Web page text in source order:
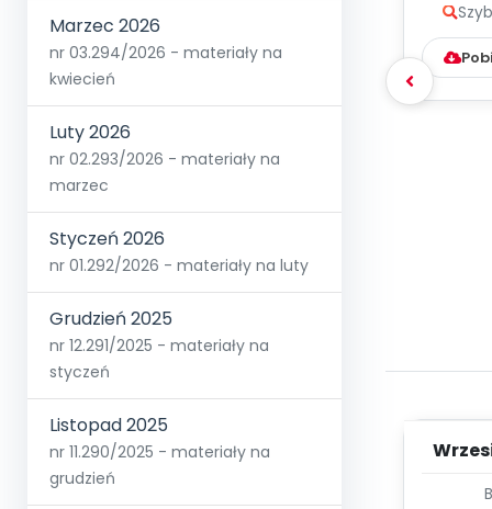
Marzec 2026
nr 03.294/2026 - materiały na
kwiecień
Luty 2026
nr 02.293/2026 - materiały na
marzec
Styczeń 2026
nr 01.292/2026 - materiały na luty
Grudzień 2025
nr 12.291/2025 - materiały na
styczeń
Listopad 2025
nr 11.290/2025 - materiały na
grudzień